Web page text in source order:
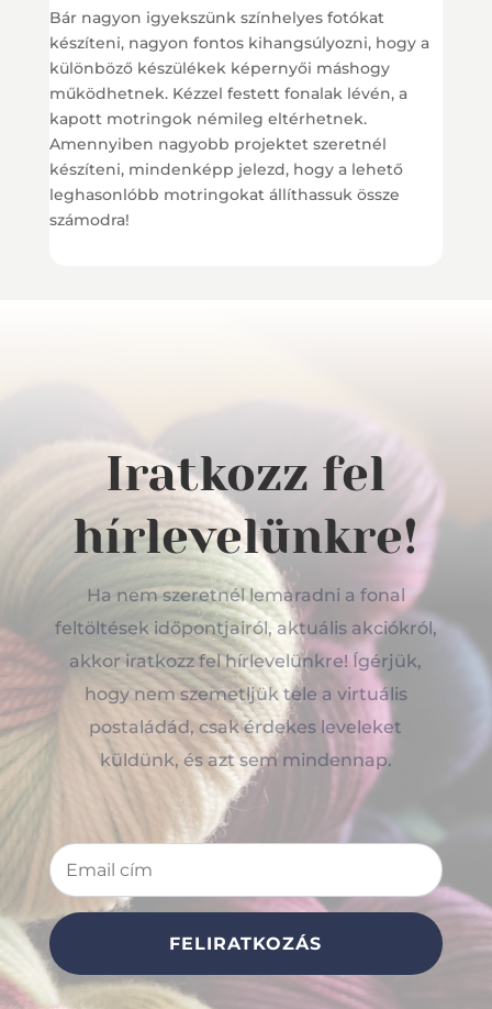
Bár nagyon igyekszünk színhelyes fotókat
készíteni, nagyon fontos kihangsúlyozni, hogy a
különböző készülékek képernyői máshogy
működhetnek. Kézzel festett fonalak lévén, a
kapott motringok némileg eltérhetnek.
Amennyiben nagyobb projektet szeretnél
készíteni, mindenképp jelezd, hogy a lehető
leghasonlóbb motringokat állíthassuk össze
számodra!
Iratkozz fel
hírlevelünkre!
Ha nem szeretnél lemaradni a fonal
feltöltések időpontjairól, aktuális akciókról,
akkor iratkozz fel hírlevelünkre! Ígérjük,
hogy nem szemetljük tele a virtuális
postaládád, csak érdekes leveleket
küldünk, és azt sem mindennap.
FELIRATKOZÁS